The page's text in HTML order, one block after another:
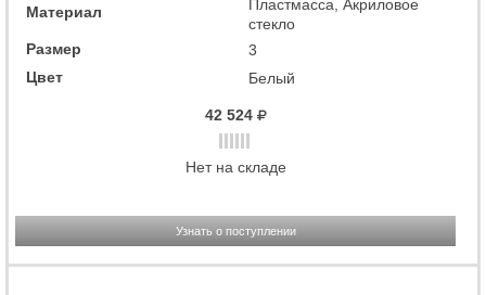
Материал
Пластмасса, Акриловое
стекло
Размер
3
Цвет
Белый
42 524
Нет на складе
Узнать о поступлении